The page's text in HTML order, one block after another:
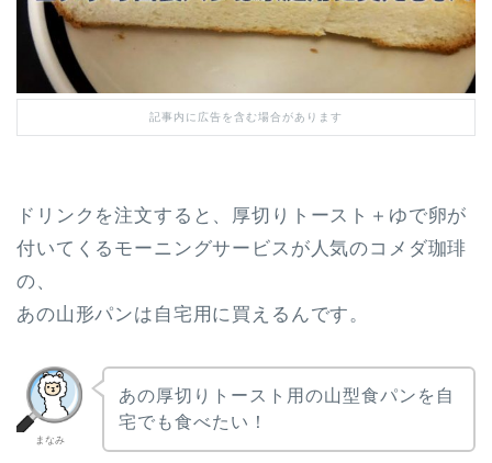
記事内に広告を含む場合があります
ドリンクを注文すると、厚切りトースト＋ゆで卵が
付いてくるモーニングサービスが人気のコメダ珈琲
の、
あの山形パンは自宅用に買えるんです。
まなみ
あの厚切りトースト用の山型食パンを自
宅でも食べたい！